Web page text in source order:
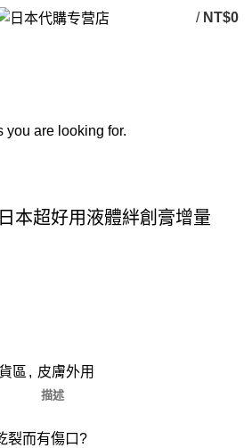
/ NT$0
本超好用液體絆創膏增量
區 , 皮膚外用
描述
裂而有傷口?
you are looking for.